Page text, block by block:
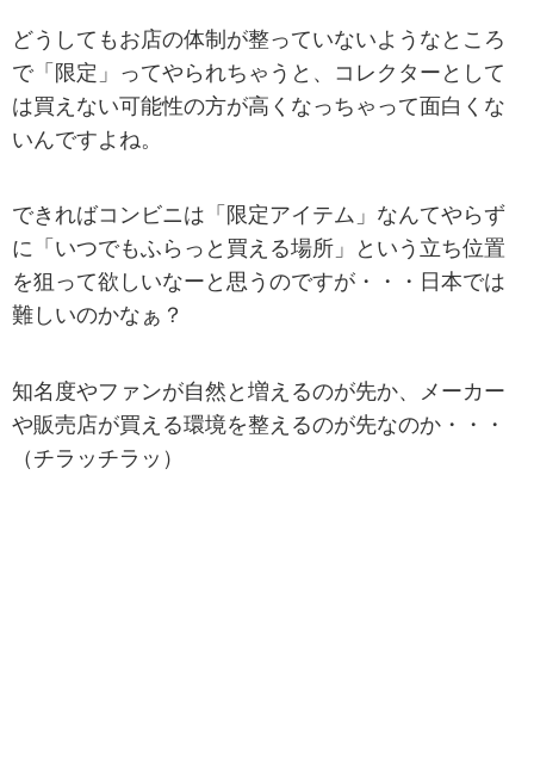
どうしてもお店の体制が整っていないようなところ
で「限定」ってやられちゃうと、コレクターとして
は買えない可能性の方が高くなっちゃって面白くな
いんですよね。
できればコンビニは「限定アイテム」なんてやらず
に「いつでもふらっと買える場所」という立ち位置
を狙って欲しいなーと思うのですが・・・日本では
難しいのかなぁ？
知名度やファンが自然と増えるのが先か、メーカー
や販売店が買える環境を整えるのが先なのか・・・
（チラッチラッ）